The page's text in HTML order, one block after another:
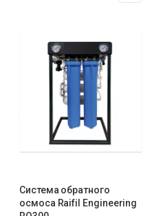
Система обратного
осмоса Raifil Engineering